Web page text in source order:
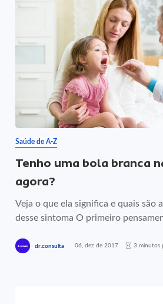
Saúde de A-Z
Tenho uma bola branca
agora?
Veja o que ela significa e quais são
desse sintoma O primeiro
dr.consulta 06, dez de 2017 3 minutos